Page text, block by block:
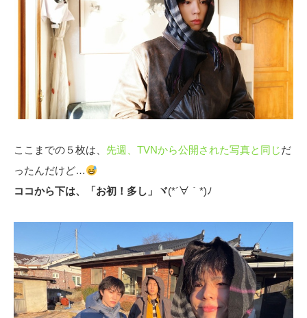
ここまでの５枚は、 先週、TVNから公開された写真と同じだ
ったんだけど…
ココから下は、「お初！多し」ヾ(*´∀｀*)ﾉ